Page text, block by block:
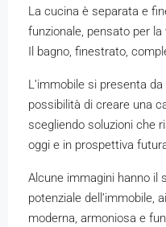
La cucina è separata e
funzionale, pensato per
Il bagno, finestrato,
L’immobile si presenta
possibilità di creare una
scegliendo soluzioni che
oggi e in prospettiva
Alcune immagini hanno il
potenziale dell’immobile,
moderna, armoniosa e